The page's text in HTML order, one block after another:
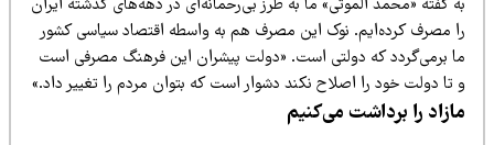
گفته «محمد الموتی» ما به طرز بی‌رحمانه‌ای در دهه‌های گذشته ایران
مصرف کرده‌ایم. نوک این مصرف هم به واسطه اقتصاد سیاسی کشور
برمی‌گردد که دولتی است. «دولت پیشران این فرهنگ مصرفی است
تا دولت خود را اصلاح نکند دشوار است که بتوان مردم را تغییر داد.»
را برداشت می‌کنیم